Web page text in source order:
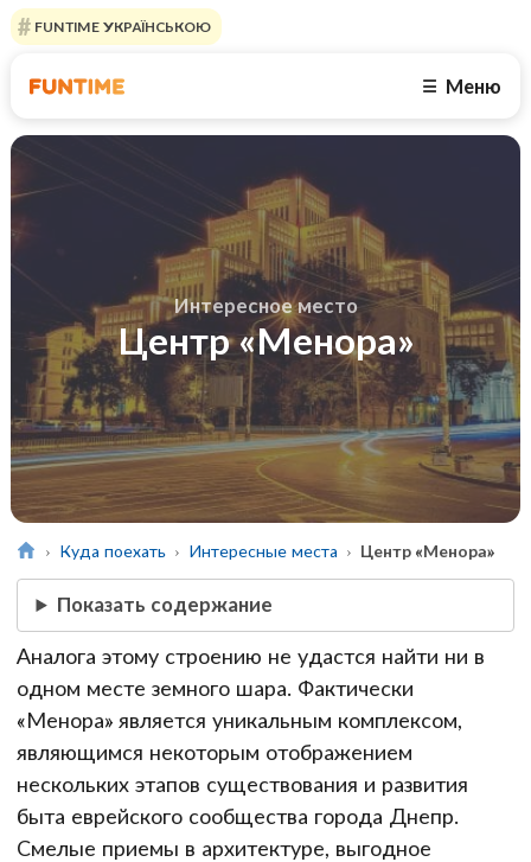
FUNTIME УКРАЇНСЬКОЮ
☰ Меню
Интересное место
Центр «Менора»
Куда поехать Интересные места Центр «Менора»
Показать содержание
Аналога этому строению не удастся найти ни в
одном месте земного шара. Фактически
«Менора» является уникальным комплексом,
являющимся некоторым отображением
нескольких этапов существования и развития
быта еврейского сообщества города Днепр.
Смелые приемы в архитектуре, выгодное